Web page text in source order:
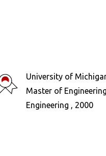
University of
Master of
Engineering , 2000